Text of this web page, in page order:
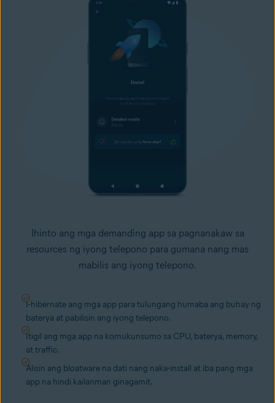
Ihinto ang mga demanding app sa pagnanakaw sa
resources ng iyong telepono para gumana nang mas
mabilis ang iyong telepono.
I-hibernate ang mga app para tulungang humaba ang buhay ng
baterya at pabilisin ang iyong telepono.
Itigil ang mga app na komukunsumo sa CPU, baterya, memory,
at traffic.
Alisin ang bloatware na dati nang naka-install at iba pang mga
app na hindi kailanman ginagamit.